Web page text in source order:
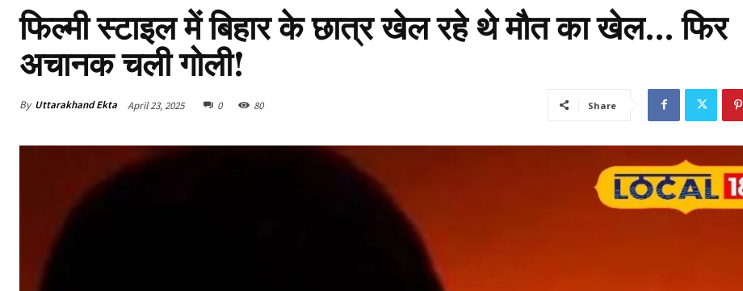
फिल्मी स्टाइल में बिहार के छात्र खेल रहे थे मौत का खेल… फिर
अचानक चली गोली!
By Uttarakhand Ekta April 23, 2025 0 80 Share